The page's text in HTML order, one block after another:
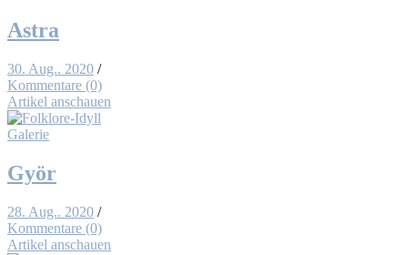
As­tra
30. Aug.. 2020 /
Kommentare (0)
Artikel anschauen
Galerie
Györ
28. Aug.. 2020 /
Kommentare (0)
Artikel anschauen